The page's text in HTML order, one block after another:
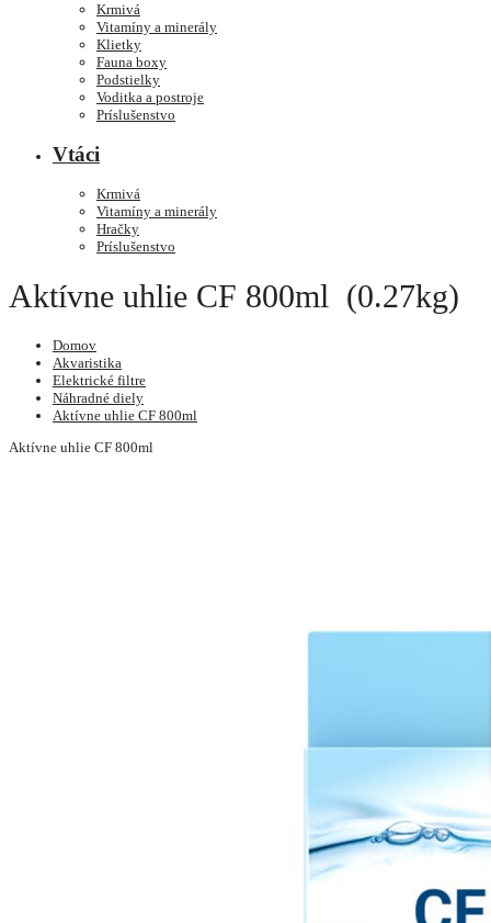
Krmivá
Vitamíny a minerály
Klietky
Fauna boxy
Podstielky
Voditka a postroje
Príslušenstvo
Vtáci
Krmivá
Vitamíny a minerály
Hračky
Príslušenstvo
Aktívne uhlie CF 800ml (0.27kg)
Domov
Akvaristika
Elektrické filtre
Náhradné diely
Aktívne uhlie CF 800ml
Aktívne uhlie CF 800ml